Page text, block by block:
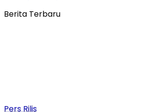
Berita Terbaru
Pers Rilis